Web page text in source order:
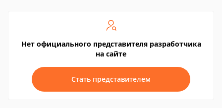
Нет официального представителя разработчика
на сайте
Стать представителем